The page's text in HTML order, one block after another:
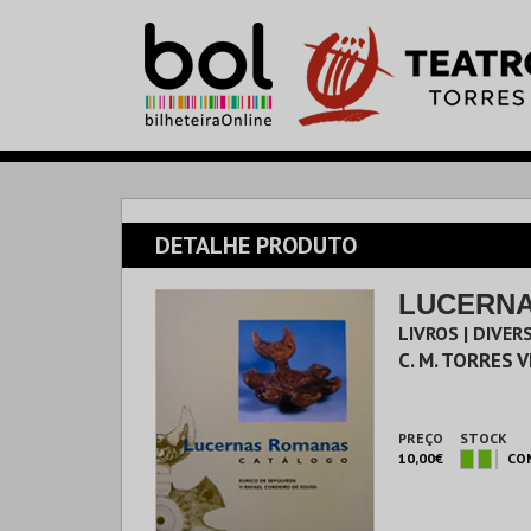
DETALHE PRODUTO
LIVROS |
C. M. TORRES
PREÇO
10,00€
STOCK